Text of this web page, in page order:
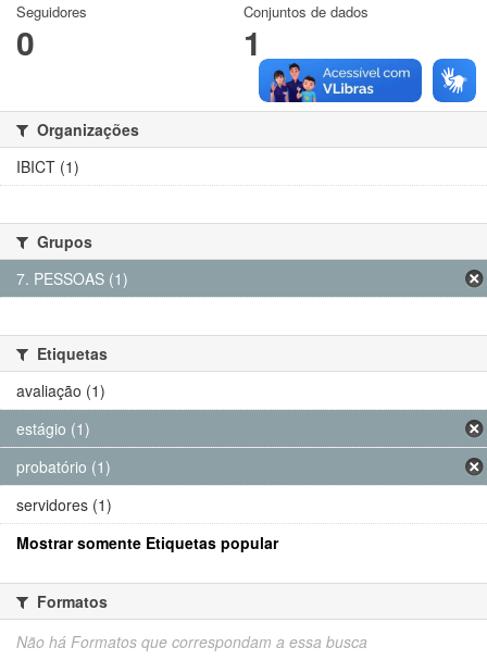
Seguidores
0
Conjuntos de dados
1
Organizações
IBICT (1)
Grupos
7. PESSOAS (1)
Etiquetas
avaliação (1)
estágio (1)
probatório (1)
servidores (1)
Mostrar somente Etiquetas popular
Formatos
Não há Formatos que correspondam a essa busca